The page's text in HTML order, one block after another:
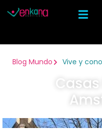
Blog Mundo Vive y